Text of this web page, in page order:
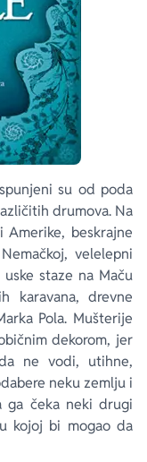
su od poda
drumova. Na
beskrajne
velelepni
staze na Maču
karavana, drevne
Pola. Mušterije
dekorom, jer
ne vodi, utihne,
neku zemlju i
ga čeka neki drugi
kojoj bi mogao da